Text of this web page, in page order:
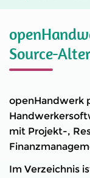
Source-
openHandwerk
mit Projekt-,
Im Verzeichnis